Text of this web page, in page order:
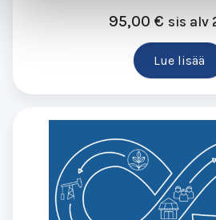
95,00 € sis alv
Lue lisää